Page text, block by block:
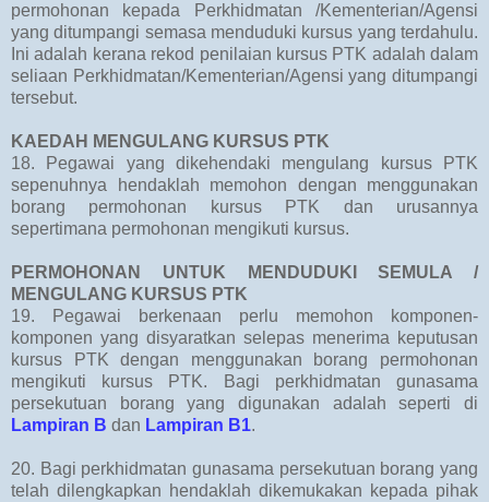
permohonan kepada Perkhidmatan /Kementerian/Agensi
yang ditumpangi semasa menduduki kursus yang terdahulu.
Ini adalah kerana rekod penilaian kursus PTK adalah dalam
seliaan Perkhidmatan/Kementerian/Agensi yang ditumpangi
tersebut.
KAEDAH MENGULANG KURSUS PTK
18. Pegawai yang dikehendaki mengulang kursus PTK
sepenuhnya hendaklah memohon dengan menggunakan
borang permohonan kursus PTK dan urusannya
sepertimana permohonan mengikuti kursus.
PERMOHONAN UNTUK MENDUDUKI SEMULA /
MENGULANG KURSUS PTK
19. Pegawai berkenaan perlu memohon komponen-
komponen yang disyaratkan selepas menerima keputusan
kursus PTK dengan menggunakan borang permohonan
mengikuti kursus PTK. Bagi perkhidmatan gunasama
persekutuan borang yang digunakan adalah seperti di
Lampiran B dan Lampiran B1.
20. Bagi perkhidmatan gunasama persekutuan borang yang
telah dilengkapkan hendaklah dikemukakan kepada pihak